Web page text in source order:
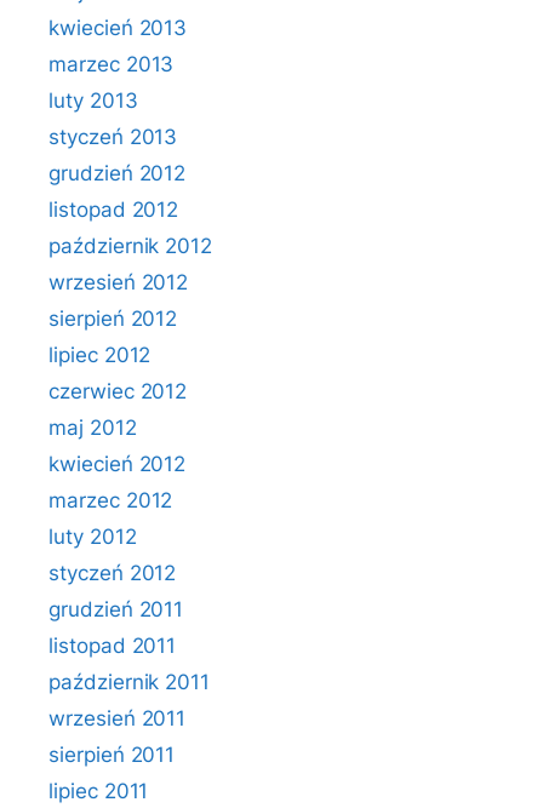
kwiecień 2013
marzec 2013
luty 2013
styczeń 2013
grudzień 2012
listopad 2012
październik 2012
wrzesień 2012
sierpień 2012
lipiec 2012
czerwiec 2012
maj 2012
kwiecień 2012
marzec 2012
luty 2012
styczeń 2012
grudzień 2011
listopad 2011
październik 2011
wrzesień 2011
sierpień 2011
lipiec 2011